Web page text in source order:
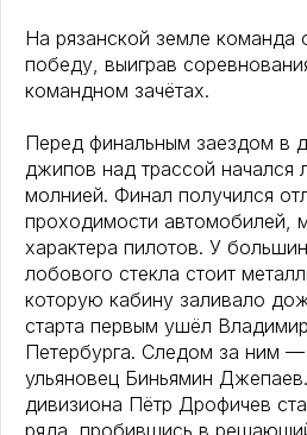
На рязанской земле
победу, выиграв
командном зачётах.
Перед финальным заездом в
джипов над трассой начался
молнией. Финал получился
проходимости автомобилей,
характера пилотов. У
лобового стекла стоит
которую кабину заливало
старта первым ушёл
Петербурга. Следом за ним
ульяновец Биньямин
дивизиона Пётр Дрофичев